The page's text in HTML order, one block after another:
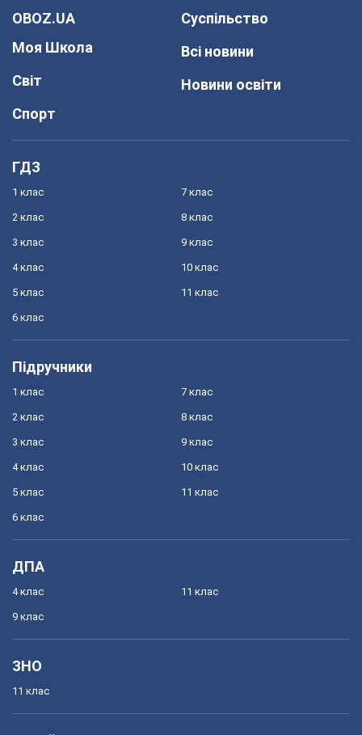
OBOZ.UA
Моя Школа
Світ
Спорт
Суспільство
Всі новини
Новини освіти
ГДЗ
1 клас
2 клас
3 клас
4 клас
5 клас
6 клас
7 клас
8 клас
9 клас
10 клас
11 клас
Підручники
1 клас
2 клас
3 клас
4 клас
5 клас
6 клас
7 клас
8 клас
9 клас
10 клас
11 клас
ДПА
4 клас
9 клас
11 клас
ЗНО
11 клас